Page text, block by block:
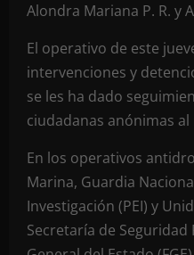
Alondra Mariana P. R. y
El operativo de este
intervenciones y
se les ha dado
ciudadanas anónimas
En los operativos
Marina, Guardia
Investigación (PEI) y
Secretaría de Seguridad